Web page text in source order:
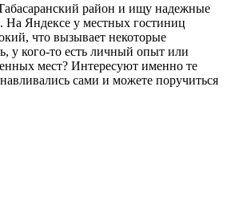
район и ищу надежные
На Яндексе у местных гостиниц
что вызывает некоторые
у кого-то есть личный опыт или
мест? Интересуют именно те
сами и можете поручиться